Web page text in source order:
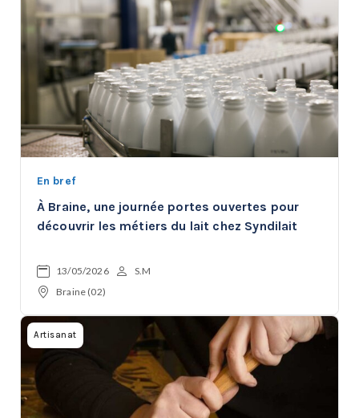
En bref
À Braine, une journée portes ouvertes pour
découvrir les métiers du lait chez Syndilait
13/05/2026
S.M
Braine (02)
Artisanat